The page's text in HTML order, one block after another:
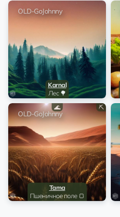
10 💎 Trelew
Чистые пески 🏝️
Karnal
Лес 🌳
OLD-GoJohnny
Tama
Пшеничное поле 🍞
OLD-GoJohnny
⛏️
🌊